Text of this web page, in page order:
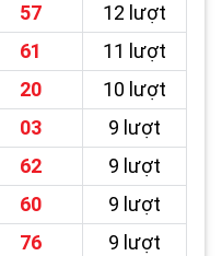
57
12 lượt
61
11 lượt
20
10 lượt
03
9 lượt
62
9 lượt
60
9 lượt
76
9 lượt